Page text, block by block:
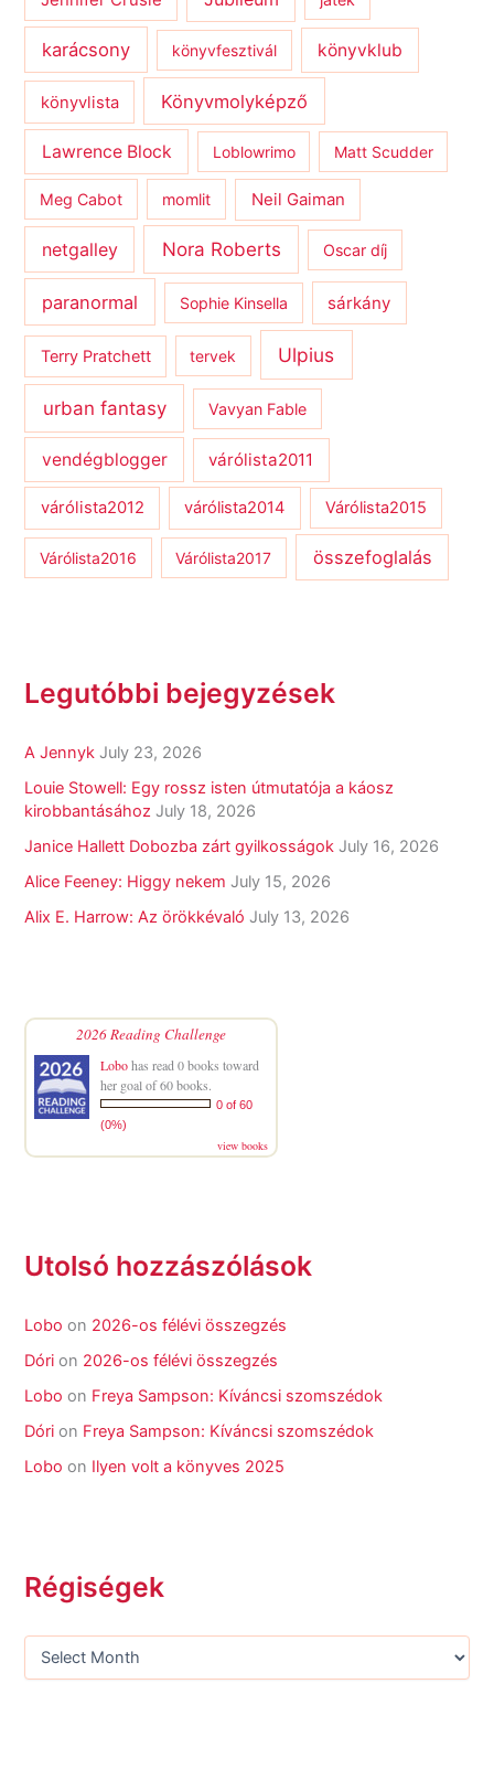
karácsony könyvfesztivál könyvklub
könyvlista Könyvmolyképző
Lawrence Block Loblowrimo Matt Scudder
Meg Cabot momlit Neil Gaiman
netgalley Nora Roberts Oscar díj
paranormal Sophie Kinsella sárkány
Terry Pratchett tervek Ulpius
urban fantasy Vavyan Fable
vendégblogger várólista2011
várólista2012 várólista2014 Várólista2015
Várólista2016 Várólista2017 összefoglalás
Legutóbbi bejegyzések
A Jennyk July 23, 2026
Louie Stowell: Egy ​rossz isten útmutatója a káosz
kirobbantásához July 18, 2026
Janice Hallett Dobozba zárt gyilkosságok July 16, 2026
Alice Feeney: Higgy nekem July 15, 2026
Alix E. Harrow: Az örökkévaló July 13, 2026
2026 Reading Challenge
Lobohas read 0 books toward
her goal of 60 books.
0 of 60
(0%)
view books
Utolsó hozzászólások
Lobo on 2026-os félévi összegzés
Dóri on 2026-os félévi összegzés
Lobo on Freya Sampson: Kíváncsi szomszédok
Dóri on Freya Sampson: Kíváncsi szomszédok
Lobo on Ilyen volt a könyves 2025
Régiségek